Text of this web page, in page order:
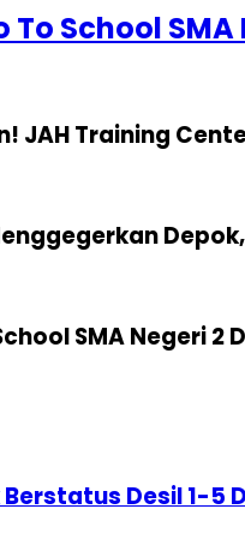
School SMA
JAH Training
SMA Negeri 2
Desil 1-5